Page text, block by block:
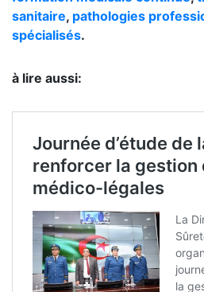
sanitaire, pathologies
spécialisés.
à lire aussi: